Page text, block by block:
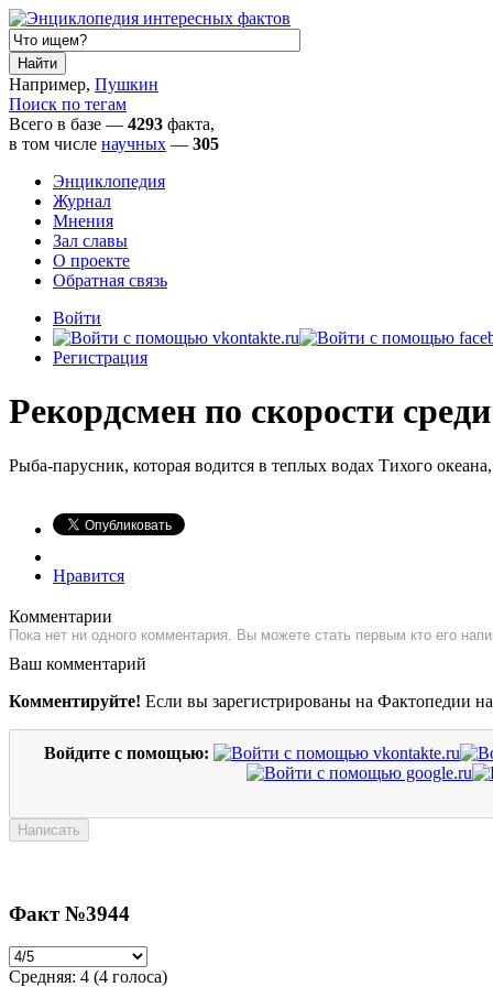
Например, Пушкин
Поиск по тегам
Всего в базе — 4293 факта,
в том числе научных — 305
Энциклопедия
Журнал
Мнения
Зал славы
О проекте
Обратная связь
Войти
Регистрация
Рекордсмен по скорости
Рыба-парусник, которая водится в теплых водах Тихого
Нравится
Комментарии
Пока нет ни одного комментария. Вы можете стать первым кто его
Ваш комментарий
Комментируйте! Если вы зарегистрированы на Фактопедии
Войдите с помощью:
Факт №3944
Средняя: 4 (4 голоса)